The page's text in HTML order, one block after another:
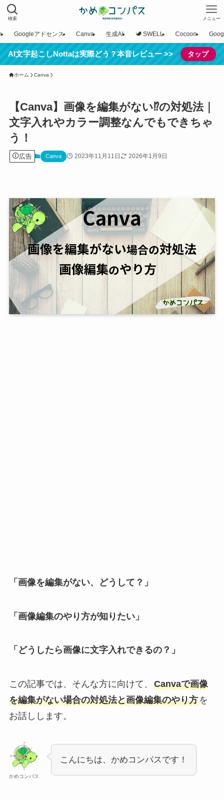
検索 メニュー
Googleアドセンス Canva 生成AI SWELL Cocoon
AI文字起こしNottaは実際どう？本音レビュー >> タップ
ホーム Canva
【Canva】画像を編集がない⁉の対処法｜
文字入れやカラー調整なんでもできちゃ
う！
広告 Canva 2023年11月11日 2026年1月9日
「画像を編集がない、 どうして？」
「画像編集のやり方が知りたい」
「どうしたら画像に文字入れできるの？」
この記事では、そんな方に向けて、 Canvaで画像
を編集がない場合の対処法と画像編集のやり方を
お話しします。
かめコンパス
こんにちは、かめコンパスです！